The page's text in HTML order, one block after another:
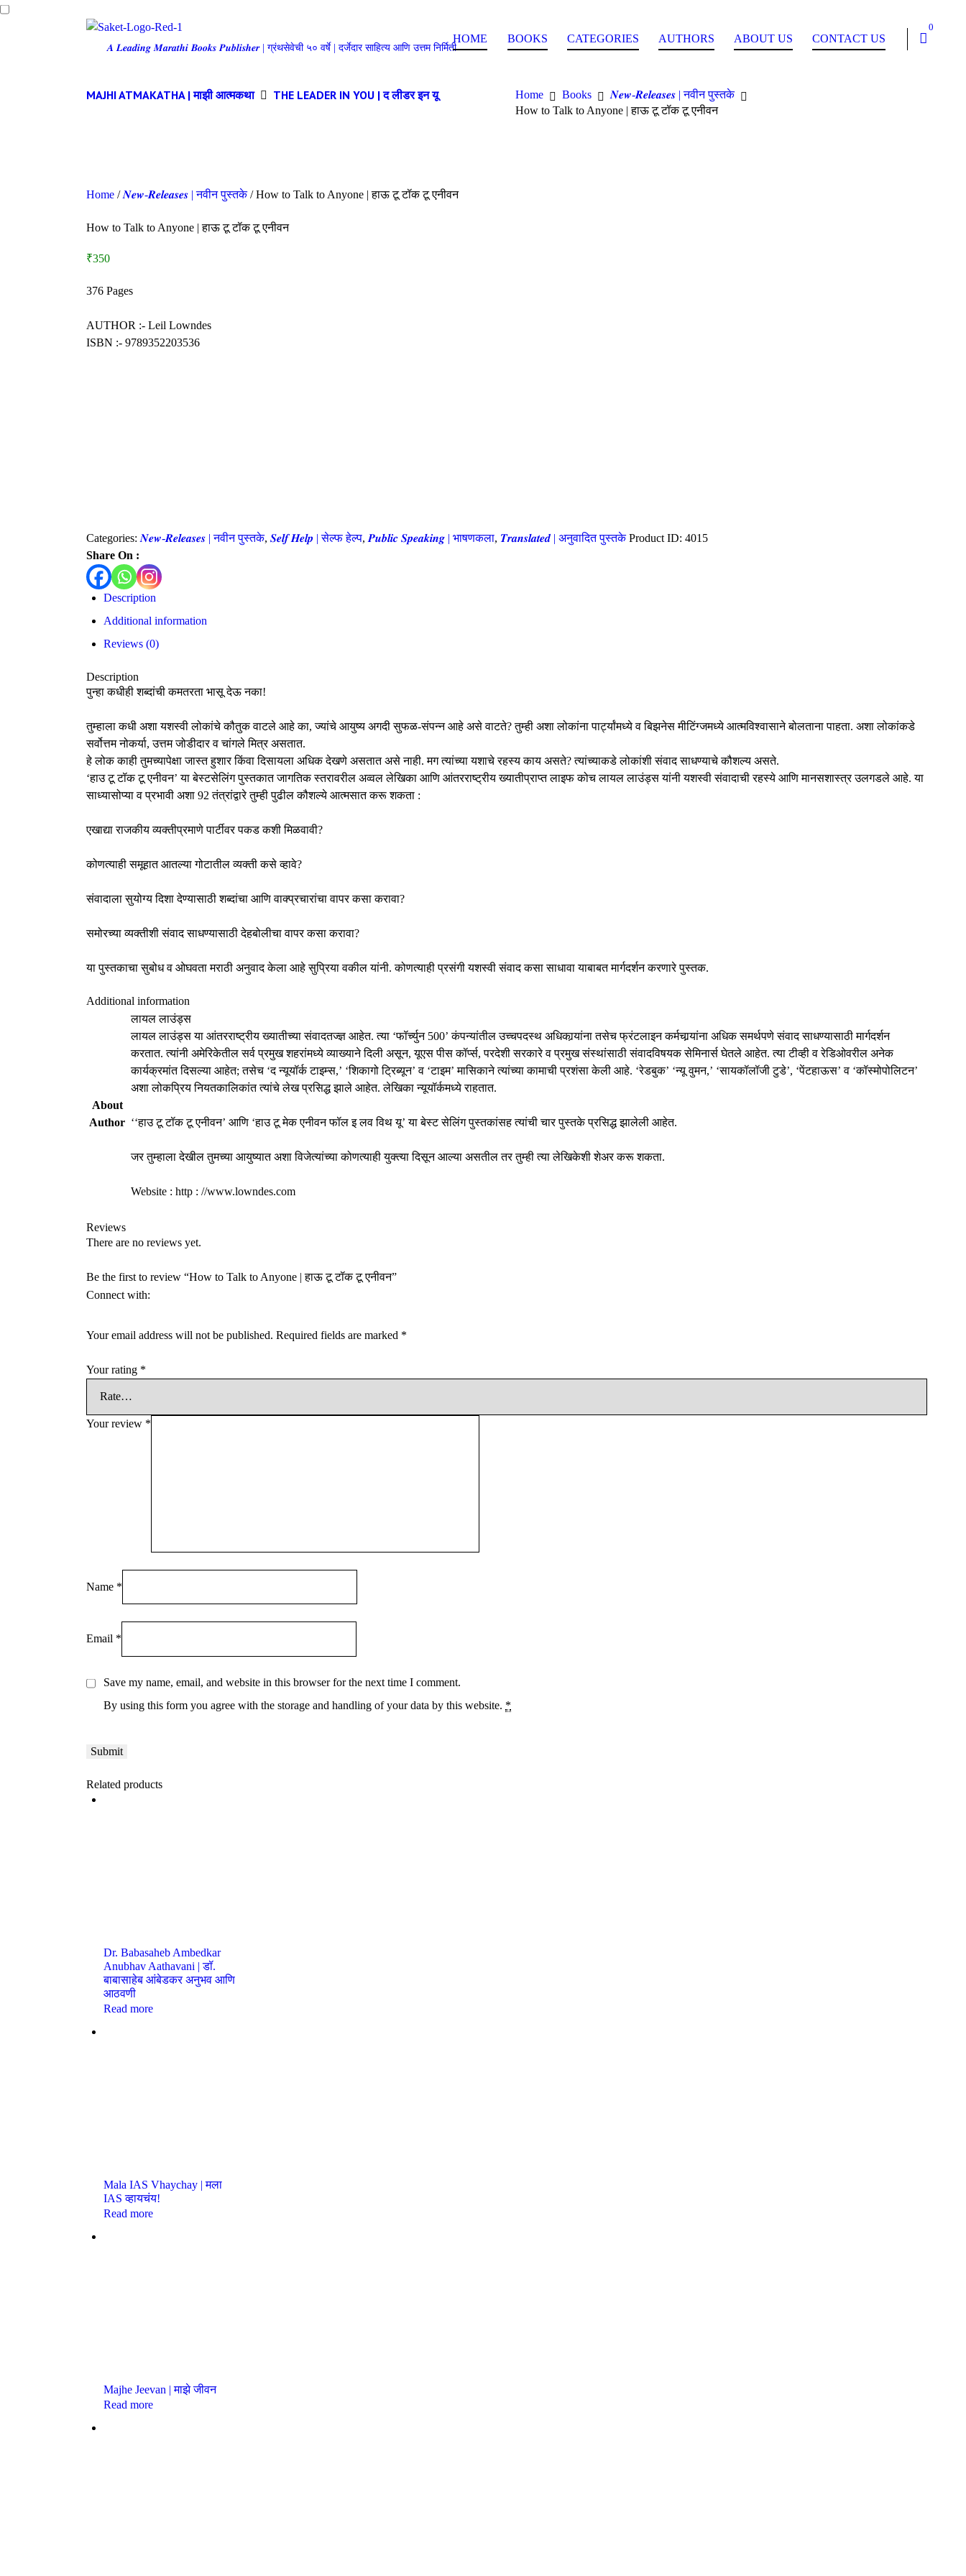
𝑨 𝑳𝒆𝒂𝒅𝒊𝒏𝒈 𝑴𝒂𝒓𝒂𝒕𝒉𝒊 𝑩𝒐𝒐𝒌𝒔 𝑷𝒖𝒃𝒍𝒊𝒔𝒉𝒆𝒓 | ग्रंथसेवेची ५० वर्षे | दर्जेदार साहित्य आणि उत्तम निर्मिती
HOME BOOKS CATEGORIES AUTHORS ABOUT US CONTACT US
0
MAJHI ATMAKATHA | माझी आत्मकथा THE LEADER IN YOU | द लीडर इन यू Home Books
𝑵𝒆𝒘-𝑹𝒆𝒍𝒆𝒂𝒔𝒆𝒔 | नवीन पुस्तके
How to Talk to Anyone | हाऊ टू टॉक टू एनीवन
Home /𝑵𝒆𝒘-𝑹𝒆𝒍𝒆𝒂𝒔𝒆𝒔 | नवीन पुस्तके/ How to Talk to Anyone | हाऊ टू टॉक टू एनीवन
How to Talk to Anyone | हाऊ टू टॉक टू एनीवन
₹350
376 Pages
AUTHOR :- Leil Lowndes
ISBN :- ‎9789352203536
Categories: 𝑵𝒆𝒘-𝑹𝒆𝒍𝒆𝒂𝒔𝒆𝒔 | नवीन पुस्तके, 𝑺𝒆𝒍𝒇 𝑯𝒆𝒍𝒑 | सेल्फ हेल्प, 𝑷𝒖𝒃𝒍𝒊𝒄 𝑺𝒑𝒆𝒂𝒌𝒊𝒏𝒈 | भाषणकला, 𝑻𝒓𝒂𝒏𝒔𝒍𝒂𝒕𝒆𝒅 | अनुवादित पुस्तके Product ID: 4015
Share On :
Description
Additional information
Reviews (0)
Description
पुन्हा कधीही शब्दांची कमतरता भासू देऊ नका!
तुम्हाला कधी अशा यशस्वी लोकांचे कौतुक वाटले आहे का, ज्यांचे आयुष्य अगदी सुफळ-संपन्न आहे असे वाटते? तुम्ही अशा लोकांना पार्ट्यांमध्ये व बिझनेस मीटिंग्जमध्ये आत्मविश्वासाने बोलताना पाहता. अशा लोकांकडे
सर्वोत्तम नोकर्या, उत्तम जोडीदार व चांगले मित्र असतात.
हे लोक काही तुमच्यापेक्षा जास्त हुशार किंवा दिसायला अधिक देखणे असतात असे नाही. मग त्यांच्या यशाचे रहस्य काय असते? त्यांच्याकडे लोकांशी संवाद साधण्याचे कौशल्य असते.
‘हाउ टू टॉक टू एनीवन’ या बेस्टसेलिंग पुस्तकात जागतिक स्तरावरील अव्वल लेखिका आणि आंतरराष्ट्रीय ख्यातीप्राप्त लाइफ कोच लायल लाउंड्स यांनी यशस्वी संवादाची रहस्ये आणि मानसशास्त्र उलगडले आहे. या
साध्यासोप्या व प्रभावी अशा 92 तंत्रांद्वारे तुम्ही पुढील कौशल्ये आत्मसात करू शकता :
एखाद्या राजकीय व्यक्तीप्रमाणे पार्टीवर पकड कशी मिळवावी?
कोणत्याही समूहात आतल्या गोटातील व्यक्ती कसे व्हावे?
संवादाला सुयोग्य दिशा देण्यासाठी शब्दांचा आणि वाक्प्रचारांचा वापर कसा करावा?
समोरच्या व्यक्तीशी संवाद साधण्यासाठी देहबोलीचा वापर कसा करावा?
या पुस्तकाचा सुबोध व ओघवता मराठी अनुवाद केला आहे सुप्रिया वकील यांनी. कोणत्याही प्रसंगी यशस्वी संवाद कसा साधावा याबाबत मार्गदर्शन करणारे पुस्तक.
Additional information
About
Author
लायल लाउंड्स
लायल लाउंड्स या आंतरराष्ट्रीय ख्यातीच्या संवादतज्ज्ञ आहेत. त्या ‘फॉर्च्युन 500’ कंपन्यांतील उच्चपदस्थ अधिकार्‍यांना तसेच फ्रंटलाइन कर्मचार्‍यांना अधिक समर्थपणे संवाद साधण्यासाठी मार्गदर्शन
करतात. त्यांनी अमेरिकेतील सर्व प्रमुख शहरांमध्ये व्याख्याने दिली असून, यूएस पीस कॉर्प्स, परदेशी सरकारे व प्रमुख संस्थांसाठी संवादविषयक सेमिनार्स घेतले आहेत. त्या टीव्ही व रेडिओवरील अनेक
कार्यक्रमांत दिसल्या आहेत; तसेच ‘द न्यूयॉर्क टाइम्स,’ ‘शिकागो ट्रिब्यून’ व ‘टाइम’ मासिकाने त्यांच्या कामाची प्रशंसा केली आहे. ‘रेडबुक’ ‘न्यू वुमन,’ ‘सायकॉलॉजी टुडे’, ‘पेंटहाऊस’ व ‘कॉस्मोपोलिटन’
अशा लोकप्रिय नियतकालिकांत त्यांचे लेख प्रसिद्ध झाले आहेत. लेखिका न्यूयॉर्कमध्ये राहतात.
‘‘हाउ टू टॉक टू एनीवन’ आणि ‘हाउ टू मेक एनीवन फॉल इ लव विथ यू’ या बेस्ट सेलिंग पुस्तकांसह त्यांची चार पुस्तके प्रसिद्ध झालेली आहेत.
जर तुम्हाला देखील तुमच्या आयुष्यात अशा विजेत्यांच्या कोणत्याही युक्त्या दिसून आल्या असतील तर तुम्ही त्या लेखिकेशी शेअर करू शकता.
Website : http : //www.lowndes.com
Reviews
There are no reviews yet.
Be the first to review “How to Talk to Anyone | हाऊ टू टॉक टू एनीवन”
Connect with:
Your email address will not be published. Required fields are marked *
Your rating *
Your review *
Name *
Email *
Save my name, email, and website in this browser for the next time I comment.
By using this form you agree with the storage and handling of your data by this website. *
Related products
Dr. Babasaheb Ambedkar
Anubhav Aathavani | डॉ.
बाबासाहेब आंबेडकर अनुभव आणि
आठवणी
Read more
Mala IAS Vhaychay | मला
IAS व्हायचंय!
Read more
Majhe Jeevan | माझे जीवन
Read more